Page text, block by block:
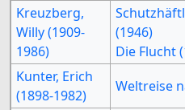
Kreuzberg,
Willy (1909-
1986)
(1946)
Die Flucht
Kunter, Erich
(1898-1982)
Weltreise